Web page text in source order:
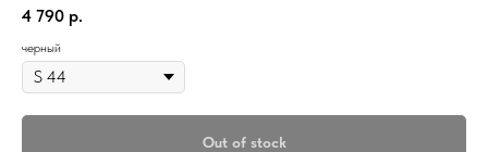
4 790 р.
черный
Out of stock